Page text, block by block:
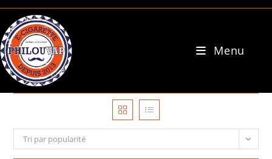
Menu
Tri par popularité